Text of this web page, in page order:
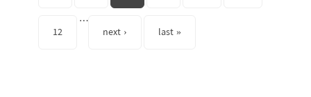
12
…
next ›
last »